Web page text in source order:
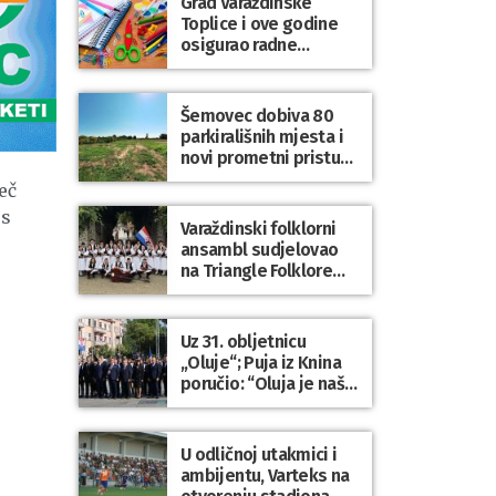
Bartolovečki
Toplice i ove godine
osigurao radne
bilježnice i dodatni
obrazovni materijal za
sve osnovnoškolce
Šemovec dobiva 80
parkirališnih mjesta i
novi prometni pristup
groblju
Varaždinski folklorni
ansambl sudjelovao
na Triangle Folklore
Festivalu u Danskoj
Uz 31. obljetnicu
„Oluje“; Puja iz Knina
poručio: “Oluja je naša
najveća pobjeda,
simbol slobode i
zajedništva!”
U odličnoj utakmici i
ambijentu, Varteks na